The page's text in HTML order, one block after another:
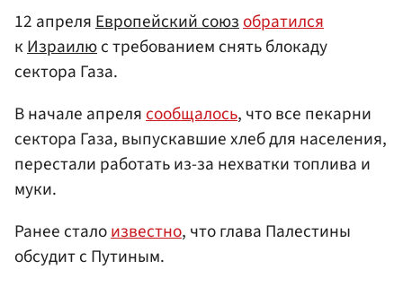
12 апреляЕвропейский союзобратился
кИзраилюс требованием снять блокаду
сектора Газа.
В начале апрелясообщалось, что все пекарни
сектора Газа, выпускавшие хлеб для населения,
перестали работать из-за нехватки топлива и
муки.
Ранее сталоизвестно, что глава Палестины
обсудит с Путиным.